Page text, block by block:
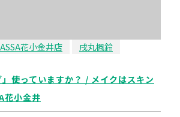
花小金井店 戌丸楓鈴
使っていますか？ / メイクはスキン
小金井